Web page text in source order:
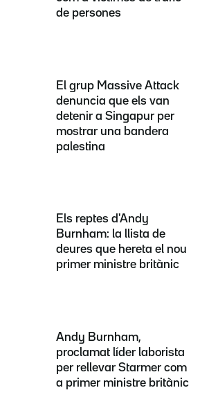
de persones
El grup Massive Attack
denuncia que els van
detenir a Singapur per
mostrar una bandera
palestina
Els reptes d'Andy
Burnham: la llista de
deures que hereta el nou
primer ministre britànic
Andy Burnham,
proclamat líder laborista
per rellevar Starmer com
a primer ministre britànic